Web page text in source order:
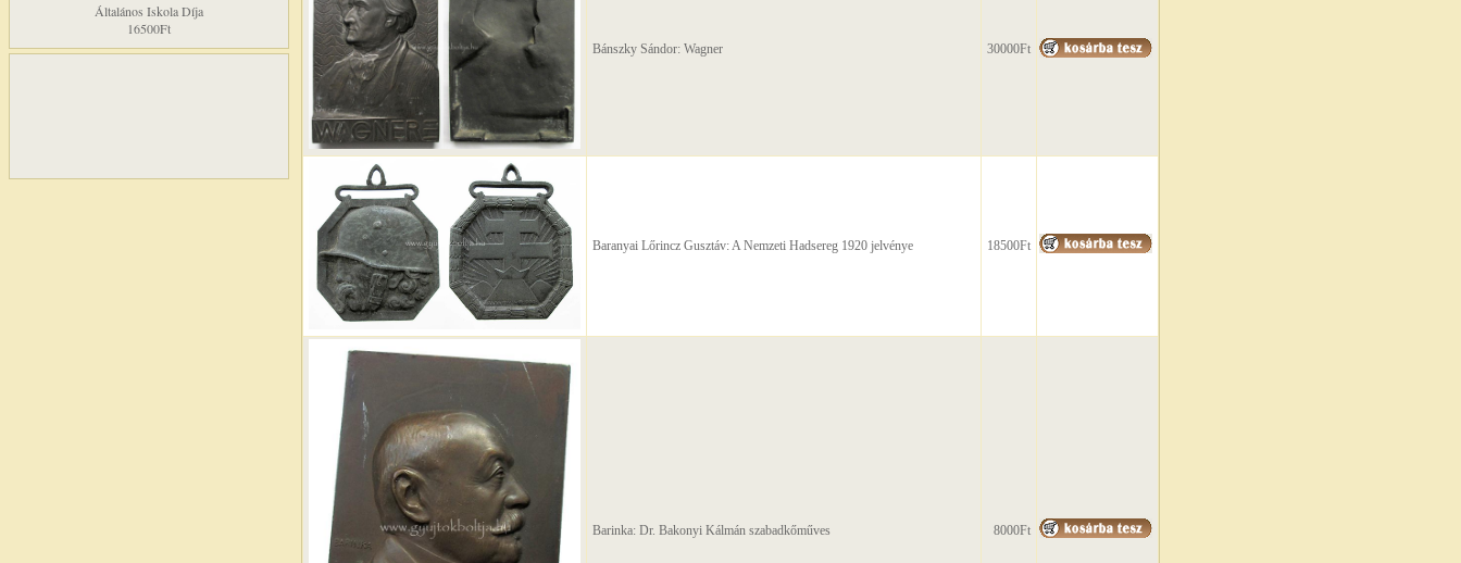
Általános Iskola Díja
16500Ft
Bánszky Sándor: Wagner 30000Ft
Baranyai Lőrincz Gusztáv: A Nemzeti Hadsereg 1920 jelvénye 18500Ft
Barinka: Dr. Bakonyi Kálmán szabadkőműves 8000Ft